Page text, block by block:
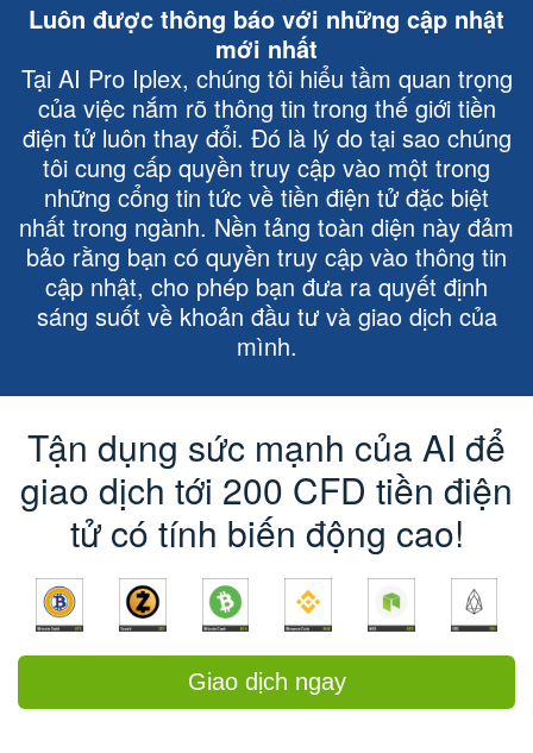
Luôn được thông báo với những cập nhật
mới nhất
Tại AI Pro Iplex, chúng tôi hiểu tầm quan trọng
của việc nắm rõ thông tin trong thế giới tiền
điện tử luôn thay đổi. Đó là lý do tại sao chúng
tôi cung cấp quyền truy cập vào một trong
những cổng tin tức về tiền điện tử đặc biệt
nhất trong ngành. Nền tảng toàn diện này đảm
bảo rằng bạn có quyền truy cập vào thông tin
cập nhật, cho phép bạn đưa ra quyết định
sáng suốt về khoản đầu tư và giao dịch của
mình.
Tận dụng sức mạnh của AI để
giao dịch tới 200 CFD tiền điện
tử có tính biến động cao!
Giao dịch ngay